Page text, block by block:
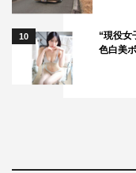
10
“現役女
色白美